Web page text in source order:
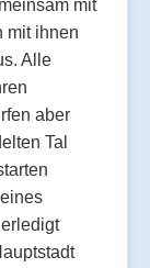
mit
mit ihnen
Alle
aber
Tal